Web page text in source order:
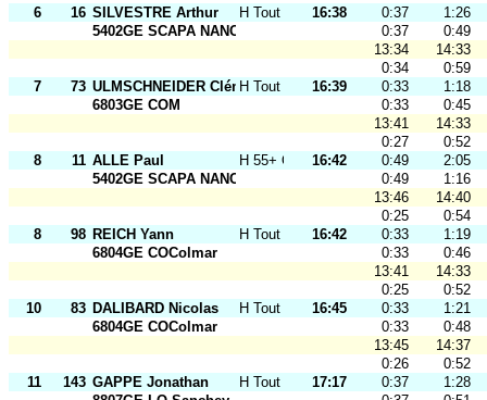
6
16 SILVESTRE Arthur H Tout Ages16:38 0:37
1:26
5402GE SCAPA NANCY
0:37
0:49
13:34
14:33
0:34
0:59
7
73 ULMSCHNEIDER ClémentH Tout Ages16:39 0:33
1:18
6803GE COM
0:33
0:45
13:41
14:33
0:27
0:52
8
11 ALLE Paul H 55+ O 16:42 0:49
2:05
5402GE SCAPA NANCY
0:49
1:16
13:46
14:40
0:25
0:54
8
98 REICH Yann H Tout Ages16:42 0:33
1:19
6804GE COColmar
0:33
0:46
13:41
14:33
0:25
0:52
10
83 DALIBARD Nicolas H Tout Ages16:45 0:33
1:21
6804GE COColmar
0:33
0:48
13:45
14:37
0:26
0:52
11
143 GAPPE Jonathan H Tout Ages17:17 0:37
1:28